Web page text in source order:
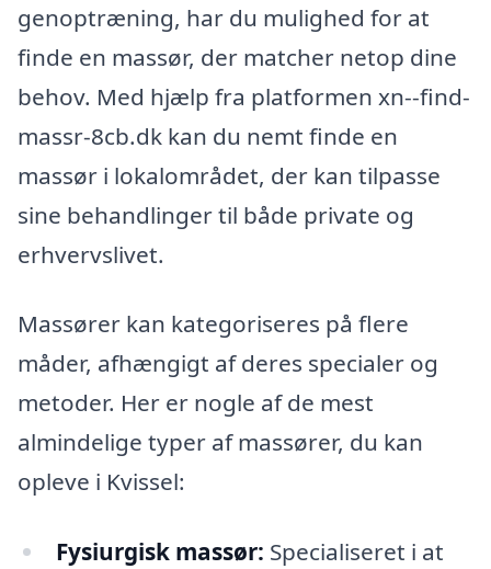
genoptræning, har du mulighed for at
finde en massør, der matcher netop dine
behov. Med hjælp fra platformen xn--find-
massr-8cb.dk kan du nemt finde en
massør i lokalområdet, der kan tilpasse
sine behandlinger til både private og
erhvervslivet.
Massører kan kategoriseres på flere
måder, afhængigt af deres specialer og
metoder. Her er nogle af de mest
almindelige typer af massører, du kan
opleve i Kvissel:
Fysiurgisk massør: Specialiseret i at